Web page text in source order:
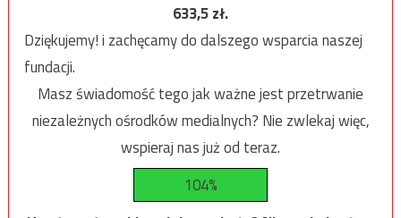
633,5zł.
Dziękujemy! i zachęcamy do dalszego wsparcia naszej
fundacji.
Masz świadomość tego jak ważne jest przetrwanie
niezależnych ośrodków medialnych? Nie zwlekaj więc,
wspieraj nas już od teraz.
104%